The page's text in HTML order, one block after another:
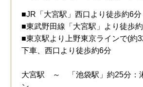
■JR「大宮駅」西口より徒歩約6分
■東武野田線「大宮駅」より徒歩
■東京駅より上野東京ラインで(約
下車、西口より徒歩約6分
大宮駅 ～ 「池袋駅」約25分：